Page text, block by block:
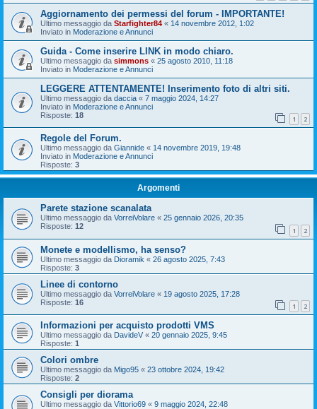
Aggiornamento dei permessi del forum - IMPORTANTE!
Ultimo messaggio da Starfighter84 « 14 novembre 2012, 1:02
Inviato in Moderazione e Annunci
Guida - Come inserire LINK in modo chiaro.
Ultimo messaggio da simmons « 25 agosto 2010, 11:18
Inviato in Moderazione e Annunci
LEGGERE ATTENTAMENTE! Inserimento foto di altri siti.
Ultimo messaggio da daccia « 7 maggio 2024, 14:27
Inviato in Moderazione e Annunci
Risposte: 18 1 2
Regole del Forum.
Ultimo messaggio da Giannide « 14 novembre 2019, 19:48
Inviato in Moderazione e Annunci
Risposte: 3
Argomenti
Parete stazione scanalata
Ultimo messaggio da VorreiVolare « 25 gennaio 2026, 20:35
Risposte: 12 1 2
Monete e modellismo, ha senso?
Ultimo messaggio da Dioramik « 26 agosto 2025, 7:43
Risposte: 3
Linee di contorno
Ultimo messaggio da VorreiVolare « 19 agosto 2025, 17:28
Risposte: 16 1 2
Informazioni per acquisto prodotti VMS
Ultimo messaggio da DavideV « 20 gennaio 2025, 9:45
Risposte: 1
Colori ombre
Ultimo messaggio da Migo95 « 23 ottobre 2024, 19:42
Risposte: 2
Consigli per diorama
Ultimo messaggio da Vittorio69 « 9 maggio 2024, 22:48